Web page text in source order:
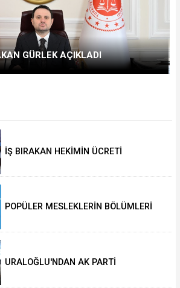
GÜRLEK AÇIKLADI
İŞ BIRAKAN HEKİMİN ÜCRETİ
POPÜLER MESLEKLERİN BÖLÜMLERİ
URALOĞLU'NDAN AK PARTİ